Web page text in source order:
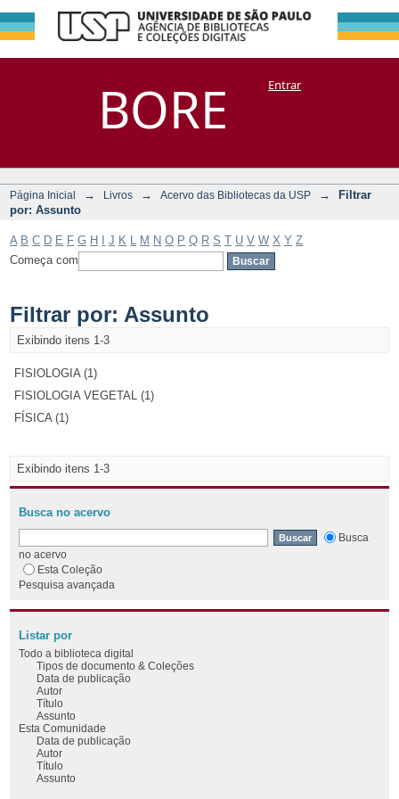
BORE
Filtrar por:
Assunto
DSpace/Manakin + CoriscoEntrar
Página Inicial → Livros → Acervo das Bibliotecas da USP →
Filtrar
por: Assunto
A B C D E F G H J K M N O P Q R S T U V W X Y Z
Começa com
Filtrar por: Assunto
Exibindo itens 1-3
FISIOLOGIA (1)
FISIOLOGIA VEGETAL (1)
FÍSICA (1)
Exibindo itens 1-3
Busca no acervo
Busca
no acervo
Esta Coleção
Pesquisa avançada
Listar por
Todo a biblioteca digital
Tipos de documento & Coleções
Data de publicação
Autor
Título
Assunto
Esta Comunidade
Data de publicação
Autor
Título
Assunto